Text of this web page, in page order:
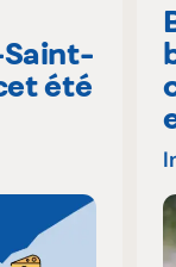
été